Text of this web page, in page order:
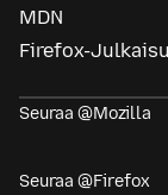
MDN
Firefox-
Seuraa @Mozilla
Seuraa @Firefox